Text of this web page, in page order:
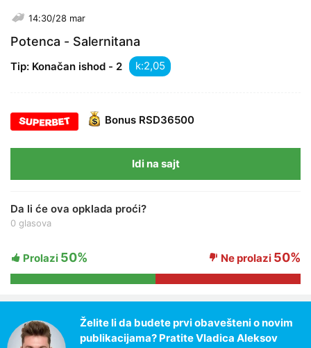
14:30/28 mar
Potenca - Salernitana
Tip: Konačan ishod - 2 k:
Bonus RSD36500
Idi na sajt
Da li će ova opklada proći?
0 glasova
Prolazi 50% Ne prolazi 50%
Želite li da budete prvi obavešteni o novim
publikacijama? Pratite Vladica Aleksov